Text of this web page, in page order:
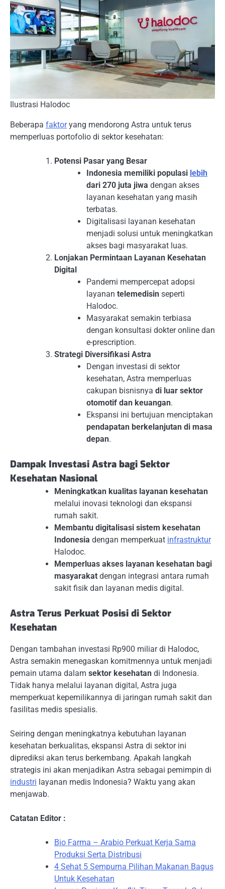
Ilustrasi Halodoc
Beberapa faktoryang mendorong Astra untuk terus
memperluas portofolio di sektor kesehatan:
Potensi Pasar yang Besar
Indonesia memiliki populasi lebih
dari 270 juta jiwa dengan akses
layanan kesehatan yang masih
terbatas.
Digitalisasi layanan kesehatan
menjadi solusi untuk meningkatkan
akses bagi masyarakat luas.
Lonjakan Permintaan Layanan Kesehatan
Digital
Pandemi mempercepat adopsi
layanan telemedisin seperti
Halodoc.
Masyarakat semakin terbiasa
dengan konsultasi dokter online dan
e-prescription.
Strategi Diversifikasi Astra
Dengan investasi di sektor
kesehatan, Astra memperluas
cakupan bisnisnya di luar sektor
otomotif dan keuangan.
Ekspansi ini bertujuan menciptakan
pendapatan berkelanjutan di masa
depan.
Dampak Investasi Astra bagi Sektor
Kesehatan Nasional
Meningkatkan kualitas layanan kesehatan
melalui inovasi teknologi dan ekspansi
rumah sakit.
Membantu digitalisasi sistem kesehatan
Indonesia dengan memperkuat infrastruktur
Halodoc.
Memperluas akses layanan kesehatan bagi
masyarakat dengan integrasi antara rumah
sakit fisik dan layanan medis digital.
Astra Terus Perkuat Posisi di Sektor
Kesehatan
Dengan tambahan investasi Rp900 miliar di Halodoc,
Astra semakin menegaskan komitmennya untuk menjadi
pemain utama dalam sektor kesehatan di Indonesia.
Tidak hanya melalui layanan digital, Astra juga
memperkuat kepemilikannya di jaringan rumah sakit dan
fasilitas medis spesialis.
Seiring dengan meningkatnya kebutuhan layanan
kesehatan berkualitas, ekspansi Astra di sektor ini
diprediksi akan terus berkembang. Apakah langkah
strategis ini akan menjadikan Astra sebagai pemimpin di
industri layanan medis Indonesia? Waktu yang akan
menjawab.
Catatan Editor :
Bio Farma – Arabio Perkuat Kerja Sama
Produksi Serta Distribusi
4 Sehat 5 Sempurna Pilihan Makanan Bagus
Untuk Kesehatan